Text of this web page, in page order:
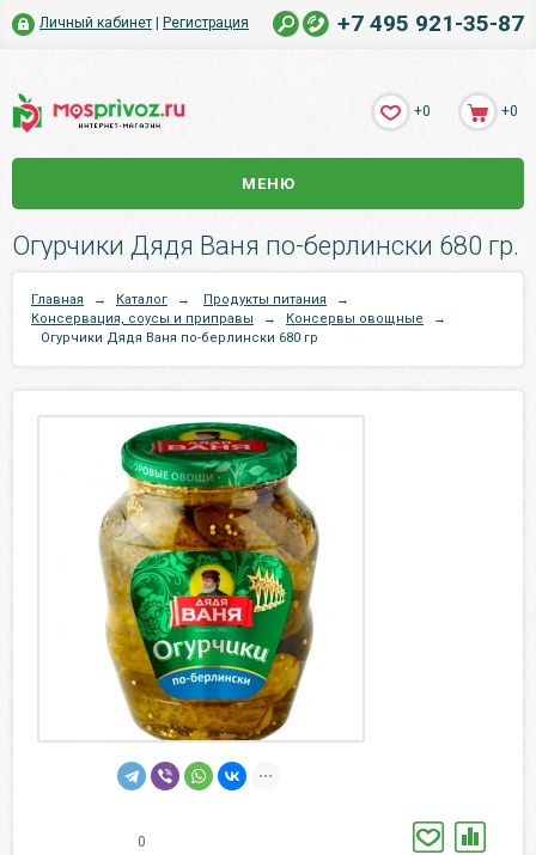
Личный кабинет Регистрация +7 495 921-35-87
+0 +0
МЕНЮ
Огурчики Дядя Ваня по-берлински 680 гр.
Главная → Каталог → Продукты питания
→
Консервация, соусы и приправы
→ Консервы овощные
→
Огурчики Дядя Ваня по-берлински 680 гр
0